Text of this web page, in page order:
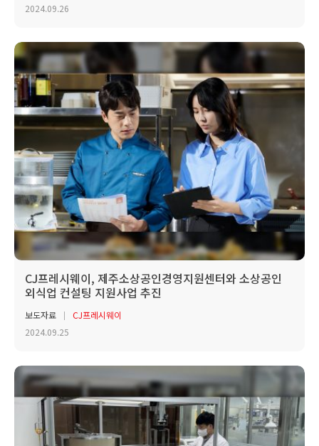
2024.09.26
CJ프레시웨이, 제주소상공인경영지원센터와 소상공인
외식업 컨설팅 지원사업 추진
보도자료
CJ프레시웨이
2024.09.25